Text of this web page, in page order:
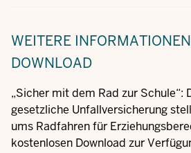
WEITERE INFORMATIONEN
DOWNLOAD
„Sicher mit dem Rad zur Schule“:
gesetzliche Unfallversicherung
ums Radfahren für
kostenlosen Download zur